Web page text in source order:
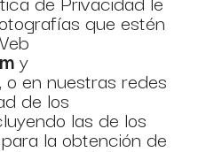
que estén
y
, o en nuestras redes
de los
las de los
la obtención de